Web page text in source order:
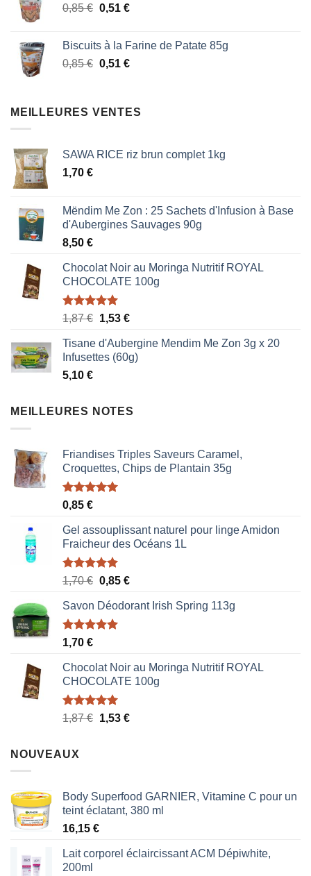
était : est :
0,85€ Le
était :
0,85 €.
0,51 €Le
est :
0,51 €.
Biscuits à la Farine de Patate 85g
0,85€ Le
était :
0,51 €Le
est :
MEILLEURES VENTES
SAWA RICE riz brun complet 1kg
1,70 €
Mëndim Me Zon : 25 Sachets d'Infusion à Base
d'Aubergines Sauvages 90g
8,50 €
Chocolat Noir au Moringa Nutritif ROYAL
CHOCOLATE 100g
Note5.00
1,87€ Le
initial
était :
1,53 €Le
actuel
est :
Tisane d'Aubergine Mendim Me Zon 3g x 20
Infusettes (60g)
5,10 €
MEILLEURES NOTES
Friandises Triples Saveurs Caramel,
Croquettes, Chips de Plantain 35g
Note5.00
0,85 €
Gel assouplissant naturel pour linge Amidon
Fraicheur des Océans 1L
Note5.00
1,70€ Le
initial
était :
0,85 €Le
actuel
Savon Déodorant Irish Spring 113g
Note5.00
1,70 €
Chocolat Noir au Moringa Nutritif ROYAL
CHOCOLATE 100g
Note5.00
1,87€ Le
1,53 €Le
NOUVEAUX
Body Superfood GARNIER, Vitamine C pour un
teint éclatant, 380 ml
16,15 €
Lait corporel éclaircissant ACM Dépiwhite,
200ml